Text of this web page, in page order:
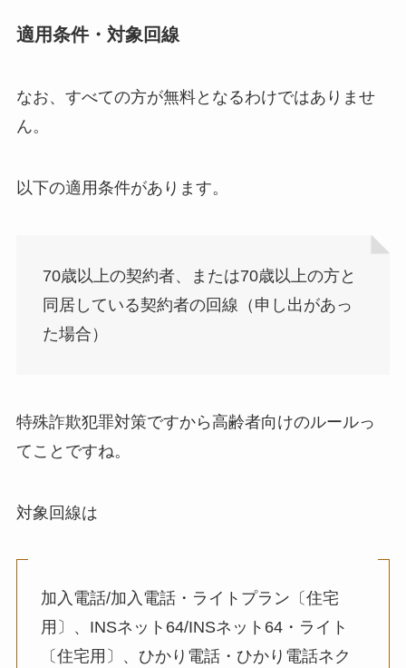
適用条件・対象回線
なお、すべての方が無料となるわけではありませ
ん。
以下の適用条件があります。
70歳以上の契約者、または70歳以上の方と
同居している契約者の回線（申し出があっ
た場合）
特殊詐欺犯罪対策ですから高齢者向けのルールっ
てことですね。
対象回線は
加入電話/加入電話・ライトプラン〔住宅
用〕、INSネット64/INSネット64・ライト
〔住宅用〕、ひかり電話・ひかり電話ネク